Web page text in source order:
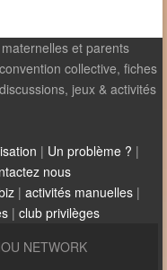
et parents
collective, fiches
jeux & activités
| Un problème ? |
nous
| activités manuelles |
| club privilèges
NETWORK